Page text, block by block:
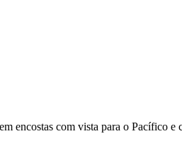
com vista para o Pacífico e